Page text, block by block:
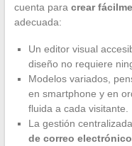
cuenta para crear
adecuada:
Un editor visual
diseño no requiere
Modelos variados,
en smartphone y en
fluida a cada visitante.
La gestión
de correo